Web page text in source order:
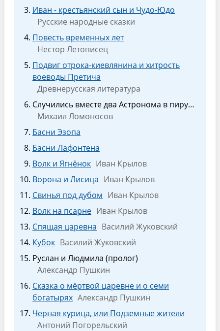
Иван - крестьянский сын и Чудо-Юдо
Русские народные сказки
Повесть временных лет
Нестор Летописец
Подвиг отрока-киевлянина и хитрость
воеводы Претича
Древнерусская литература
Случились вместе два Астронома в пиру…
Михаил Ломоносов
Басни Эзопа
Басни Лафонтена
Волк и Ягнёнок Иван Крылов
Ворона и Лисица Иван Крылов
Свинья под дубом Иван Крылов
Волк на псарне Иван Крылов
Спящая царевна Василий Жуковский
Кубок Василий Жуковский
Руслан и Людмила (пролог)
Александр Пушкин
Сказка о мёртвой царевне и о семи
богатырях Александр Пушкин
Черная курица, или Подземные жители
Антоний Погорельский